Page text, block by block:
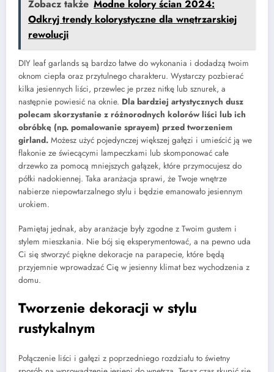
Zobacz także Modne kolory ścian 2024:
Odkryj trendy kolorystyczne dla wnętrzarskiej
rewolucji
DIY leaf garlands są bardzo łatwe do wykonania i dodadzą twoim
oknom ciepła oraz przytulnego charakteru. Wystarczy pozbierać
kilka jesiennych liści, przewlec je przez nitkę lub sznurek, a
następnie powiesić na oknie. Dla bardziej artystycznych dusz
polecam skorzystanie z różnorodnych kolorów liści lub ich
obróbkę (np. pomalowanie sprayem) przed tworzeniem
girland. Możesz użyć pojedynczej większej gałęzi i umieścić ją we
flakonie ze świecącymi lampeczkami lub skomponować całe
drzewko za pomocą mniejszych gałązek, które przymocujesz do
półki nadokiennej. Taka aranżacja sprawi, że Twoje wnętrze
nabierze niepowtarzalnego stylu i będzie emanowało jesiennym
urokiem.
Pamiętaj jednak, aby aranżacje były zgodne z Twoim gustem i
stylem mieszkania. Nie bój się eksperymentować, a na pewno uda
Ci się stworzyć piękne dekoracje na parapecie, które będą
przyjemnie wprowadzać Cię w jesienny klimat bez wychodzenia z
domu.
Tworzenie dekoracji w stylu
rustykalnym
Połączenie liści i gałęzi z poprzedniego rozdziału to świetny